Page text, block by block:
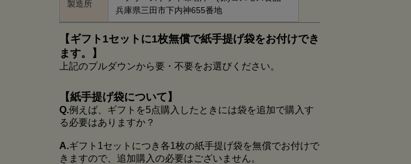
製造所
兵庫県三田市下内神655番地
【ギフト1セットに1枚無償で紙手提げ袋をお付けでき
ます。】
上記のプルダウンから要・不要をお選びください。
【紙手提げ袋について】
Q.例えば、ギフトを5点購入したときには袋を追加で購入す
る必要はありますか？
A.ギフト1セットにつき各1枚の紙手提げ袋を無償でお付けで
きますので、追加購入の必要はございません。